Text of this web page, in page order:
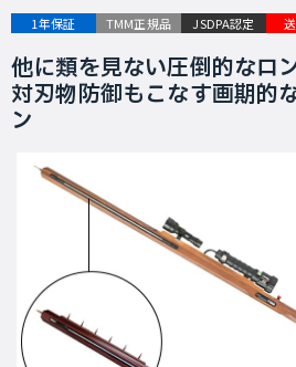
1年保証 TMM正規品 JSDPA認定
他に類を見ない圧倒的なロ
対刃物防御もこなす画期的
ン